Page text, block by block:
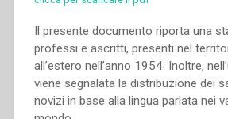
Il presente documento riporta una
professi e ascritti, presenti nel
all’estero nell’anno 1954. Inoltre,
viene segnalata la distribuzione dei
novizi in base alla lingua parlata nei